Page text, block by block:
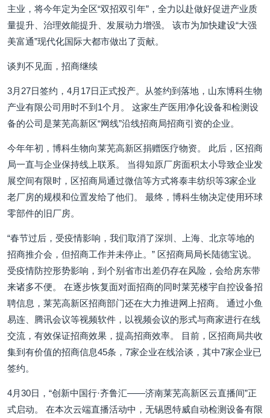
主业，将今年定为全区“双招双引年”，全力以赴做好促进产业质
量提升、治理效能提升、发展动力增强。 该市为加快建设“大强
美富通”现代化国际大都市做出了贡献。
谈判不见面，招商继续
3月27日签约，4月17日正式投产。从签约到落地，山东博科生物
产业有限公司用时不到1个月。 这家生产医用净化设备和检测设
备的公司是莱芜高新区“网线”沿线招商局招商引资的企业。
今年年初，博科生物向莱芜高新区捐赠医疗物资。 此后，区招商
局一直与企业保持线上联系。 当得知原厂房面积太小导致企业发
展空间有限时，区招商局通过微信等方式将泰丰纺织等3家企业
老厂房的规模和位置发给了他们。 最终，博科生物决定使用环球
零部件的旧厂房。
“春节过后，受疫情影响，我们取消了深圳、上海、北京等地的
招商推介会，但招商工作并未停止。” 区招商局局长陆德宝说。
受疫情防控形势影响，到个别省市出差仍存在风险，会给房东带
来诸多不便。 在逐步恢复面对面招商的同时莱芜楼宇自控设备招
聘信息，莱芜高新区招商部门还在大力推进网上招商。 通过小鱼
易连、腾讯会议等视频软件，以视频会议的形式与商家进行在线
交流，有效保证招商效果，提高招商效率。 目前，区招商局共收
集到有价值的招商信息45条，7家企业在线洽谈，其中7家企业已
签约。
4月30日，“创新中国行·齐鲁汇——济南莱芜高新区云直播间”正
式启动。 在本次云端直播活动中，无锡恩特威自动检测设备有限